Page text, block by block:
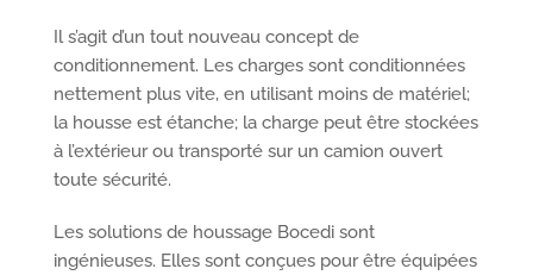
Il s’agit d’un tout nouveau concept de
conditionnement. Les charges sont conditionnées
nettement plus vite, en utilisant moins de matériel;
la housse est étanche; la charge peut être stockées
à l’extérieur ou transporté sur un camion ouvert
toute sécurité.
Les solutions de houssage Bocedi sont
ingénieuses. Elles sont conçues pour être équipées